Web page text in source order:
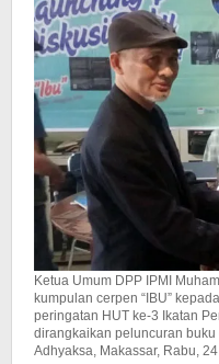
Ketua Umum DPP IPMI
kumpulan cerpen “IBU”
peringatan HUT ke-3 Ikatan
dirangkaikan peluncuran
Adhyaksa, Makassar, Rabu,